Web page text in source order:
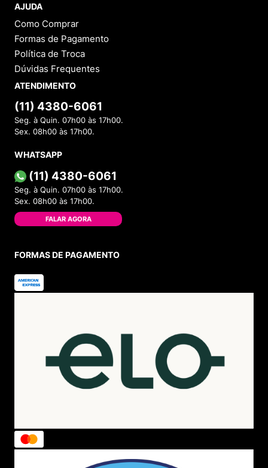
AJUDA
Como Comprar
Formas de Pagamento
Política de Troca
Dúvidas Frequentes
ATENDIMENTO
(11) 4380-6061
Seg. à Quin. 07h00 às 17h00.
Sex. 08h00 às 17h00.
WHATSAPP
(11) 4380-6061
Seg. à Quin. 07h00 às 17h00.
Sex. 08h00 às 17h00.
FALAR AGORA
FORMAS DE PAGAMENTO